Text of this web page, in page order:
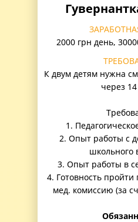
2000 грн день,
К двум детям нужна
через 14
1.
2. Опыт работы с
школьного
3. Опыт работы в
4. Готовность
мед. комиссию (за